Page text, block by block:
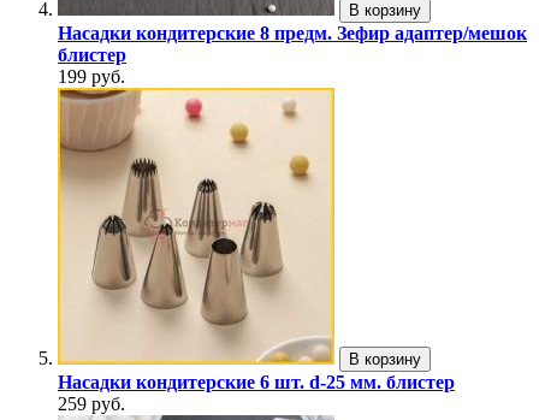
В корзину
Насадки кондитерские 8 предм. Зефир адаптер/мешок
блистер
199 руб.
В корзину
Насадки кондитерские 6 шт. d-25 мм. блистер
259 руб.